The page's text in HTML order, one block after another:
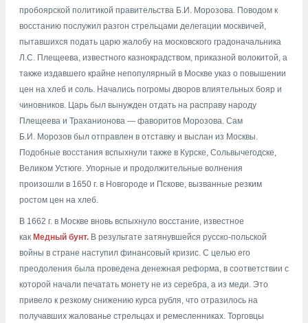
пробоярской политикой правительства Б.И. Морозова. Поводом к
восстанию послужил разгон стрельцами делегации москвичей,
пытавшихся подать царю жалобу на московского градоначальника
Л.С. Плещеева, известного казнокрадством, приказной волокитой, а
также издавшего крайне непопулярный в Москве указ о повышении
цен на хлеб и соль. Начались погромы дворов влиятельных бояр и
чиновников. Царь был вынужден отдать на расправу народу
Плещеева и Траханионова — фаворитов Морозова. Сам
Б.И. Морозов был отправлен в отставку и выслан из Москвы.
Подобные восстания вспыхнули также в Курске, Сольвычегодске,
Великом Устюге. Упорные и продолжительные волнения
произошли в 1650 г. в Новгороде и Пскове, вызванные резким
ростом цен на хлеб.
В 1662 г. в Москве вновь вспыхнуло восстание, известное
как Медный бунт. В результате затянувшейся русско-польской
войны в стране наступил финансовый кризис. С целью его
преодоления была проведена денежная реформа, в соответствии с
которой начали печатать монету не из серебра, а из меди. Это
привело к резкому снижению курса рубля, что отразилось на
получавших жалованье стрельцах и ремесленниках. Торговцы